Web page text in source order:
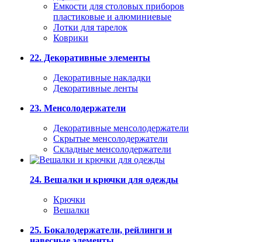
Емкости для столовых приборов
пластиковые и алюминиевые
Лотки для тарелок
Коврики
22. Декоративные элементы
Декоративные накладки
Декоративные ленты
23. Менсолодержатели
Декоративные менсолодержатели
Скрытые менсолодержатели
Складные менсолодержатели
24. Вешалки и крючки для одежды
Крючки
Вешалки
25. Бокалодержатели, рейлинги и